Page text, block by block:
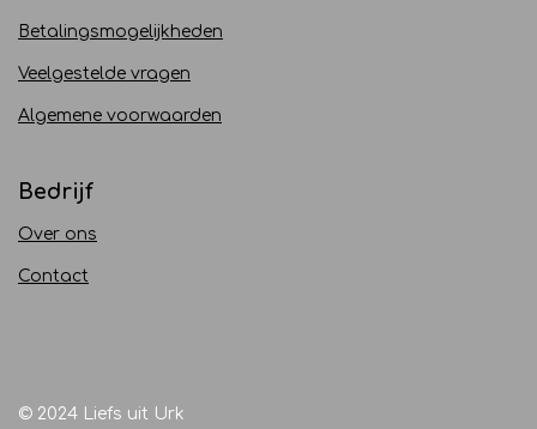
Betalingsmogelijkheden
Veelgestelde vragen
Algemene voorwaarden
Bedrijf
Over ons
Contact
© 2024 Liefs uit Urk